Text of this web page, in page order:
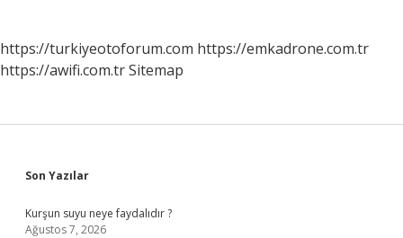
https://turkiyeotoforum.com https://emkadrone.com.tr
https://awifi.com.trSitemap
Sidebar
Son Yazılar
Kurşun suyu neye faydalıdır ?
Ağustos 7, 2026